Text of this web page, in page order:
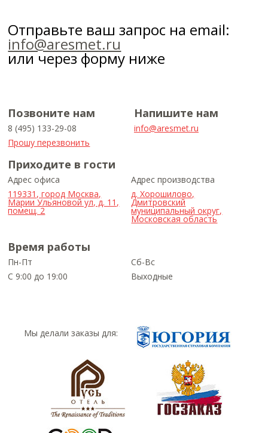
Отправьте ваш запрос на email:
info@aresmet.ru
или через форму ниже
Позвоните нам
8 (495) 133-29-08
Прошу перезвонить
Напишите нам
info@aresmet.ru
Приходите в гости
Адрес офиса
119331, город Москва,
Марии Ульяновой ул, д. 11,
помещ. 2
Адрес производства
д. Хорошилово,
Дмитровский
муниципальный округ,
Московская область
Время работы
Пн-Пт
С 9:00 до 19:00
Сб-Вс
Выходные
Мы делали заказы для: